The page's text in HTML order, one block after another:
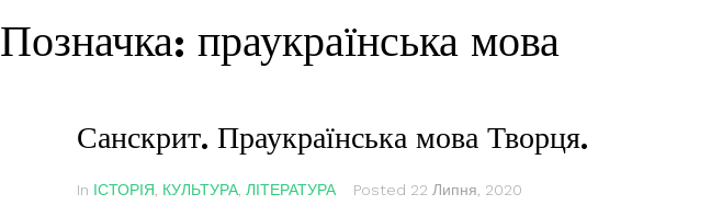
Позначка: праукраїнська мова
Санскрит. Праукраїнська мова Творця.
In ІСТОРІЯ КУЛЬТУРА, ЛІТЕРАТУРА Posted 22 Липня, 2020